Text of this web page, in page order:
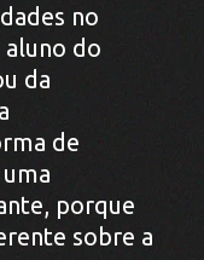
no
aluno do
da
de
porque
sobre a